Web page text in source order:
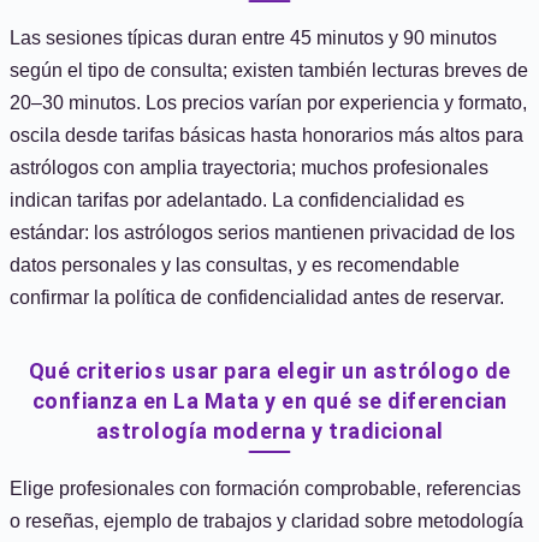
Las sesiones típicas duran entre 45 minutos y 90 minutos
según el tipo de consulta; existen también lecturas breves de
20–30 minutos. Los precios varían por experiencia y formato,
oscila desde tarifas básicas hasta honorarios más altos para
astrólogos con amplia trayectoria; muchos profesionales
indican tarifas por adelantado. La confidencialidad es
estándar: los astrólogos serios mantienen privacidad de los
datos personales y las consultas, y es recomendable
confirmar la política de confidencialidad antes de reservar.
Qué criterios usar para elegir un astrólogo de
confianza en La Mata y en qué se diferencian
astrología moderna y tradicional
Elige profesionales con formación comprobable, referencias
o reseñas, ejemplo de trabajos y claridad sobre metodología